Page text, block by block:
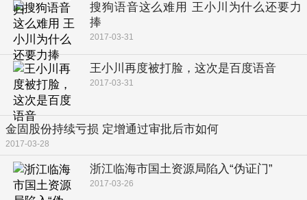
搜狗语音这么难用 王小川为什么还要力
捧
2017-03-31
王小川再度被打脸，这次是百度语音
2017-03-31
金固股份持续亏损 定增通过审批后市如何
2017-03-28
浙江临海市国土资源局陷入“伪证门”
2017-03-26